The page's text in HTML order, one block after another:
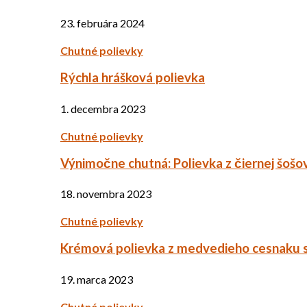
23. februára 2024
Chutné polievky
Rýchla hrášková polievka
1. decembra 2023
Chutné polievky
Výnimočne chutná: Polievka z čiernej
18. novembra 2023
Chutné polievky
Krémová polievka z medvedieho cesnaku
19. marca 2023